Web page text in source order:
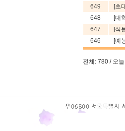
649
[초
648
[대
647
[식
646
[예
전체: 780 / 오